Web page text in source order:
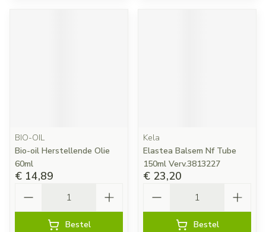
BIO-OIL
Bio-oil Herstellende Olie
60ml
€ 14,89
Bestel
Kela
Elastea Balsem Nf Tube
150ml Verv.3813227
€ 23,20
Bestel